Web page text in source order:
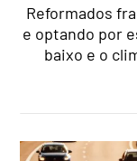
Reformados
e optando por
baixo e o